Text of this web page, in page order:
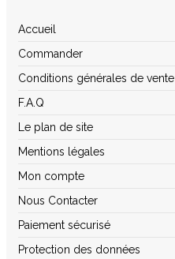
Accueil
Commander
Conditions générales de vente
F.A.Q
Le plan de site
Mentions légales
Mon compte
Nous Contacter
Paiement sécurisé
Protection des données